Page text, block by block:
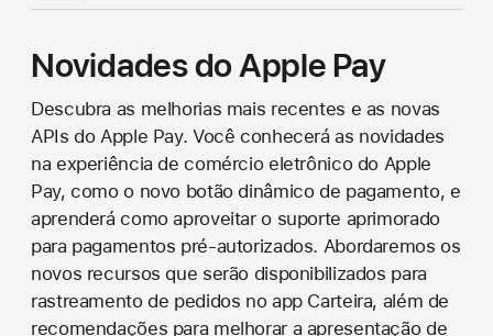
Novidades do Apple Pay
Descubra as melhorias mais recentes e as novas
APIs do Apple Pay. Você conhecerá as novidades
na experiência de comércio eletrônico do Apple
Pay, como o novo botão dinâmico de pagamento, e
aprenderá como aproveitar o suporte aprimorado
para pagamentos pré-autorizados. Abordaremos os
novos recursos que serão disponibilizados para
rastreamento de pedidos no app Carteira, além de
recomendações para melhorar a apresentação de